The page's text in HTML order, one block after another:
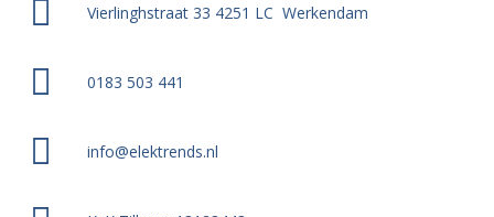
Vierlinghstraat 33 4251 LC Werkendam
0183 503 441
info@elektrends.nl